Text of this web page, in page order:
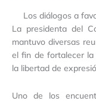
Los diálogos a
La presidenta del
mantuvo diversas
el fin de fortalecer la
la libertad de
Uno de los